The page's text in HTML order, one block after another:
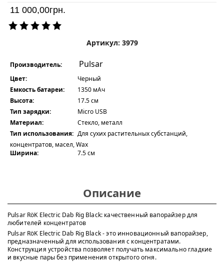
11 000,00грн.
Артикул: 3979
Производитель: Pulsar
Цвет:
Черный
Емкость батареи:
1350 мАч
Высота:
17.5 см
Тип зарядки:
Micro USB
Материал:
Стекло, металл
Тип использования: Для сухих растительных субстанций,
концентратов, масел, Wax
Ширина:
7.5 см
Описание
Pulsar RöK Electric Dab Rig Black: качественный вапорайзер для
любителей концентратов
Pulsar RöK Electric Dab Rig Black - это инновационный вапорайзер,
предназначенный для использования с концентратами.
Конструкция устройства позволяет получать максимально гладкие
и вкусные пары без применения открытого огня.